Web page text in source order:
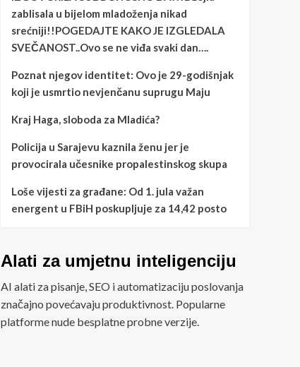
zablisala u bijelom mladoženja nikad
srećniji!!POGEDAJTE KAKO JE IZGLEDALA
SVEČANOST..Ovo se ne viđa svaki dan….
Poznat njegov identitet: Ovo je 29-godišnjak
koji je usmrtio nevjenčanu suprugu Maju
Kraj Haga, sloboda za Mladića?
Policija u Sarajevu kaznila ženu jer je
provocirala učesnike propalestinskog skupa
Loše vijesti za građane: Od 1. jula važan
energent u FBiH poskupljuje za 14,42 posto
Alati za umjetnu inteligenciju
AI alati za pisanje, SEO i automatizaciju poslovanja
značajno povećavaju produktivnost. Popularne
platforme nude besplatne probne verzije.